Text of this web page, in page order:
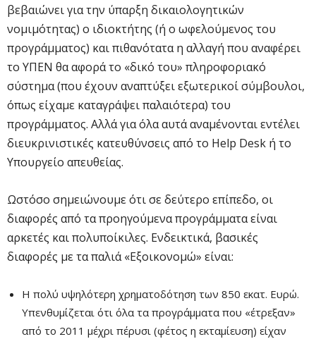
βεβαιώνει για την ύπαρξη δικαιολογητικών
νομιμότητας) ο ιδιοκτήτης (ή ο ωφελούμενος του
προγράμματος) και πιθανότατα η αλλαγή που αναφέρει
το ΥΠΕΝ θα αφορά το «δικό του» πληροφοριακό
σύστημα (που έχουν αναπτύξει εξωτερικοί σύμβουλοι,
όπως είχαμε καταγράψει παλαιότερα) του
προγράμματος. Αλλά για όλα αυτά αναμένονται εντέλει
διευκρινιστικές κατευθύνσεις από το Help Desk ή το
Υπουργείο απευθείας.
Ωστόσο σημειώνουμε ότι σε δεύτερο επίπεδο, οι
διαφορές από τα προηγούμενα προγράμματα είναι
αρκετές και πολυποίκιλες. Ενδεικτικά, βασικές
διαφορές με τα παλιά «Εξοικονομώ» είναι:
Η πολύ υψηλότερη χρηματοδότηση των 850 εκατ. Ευρώ.
Υπενθυμίζεται ότι όλα τα προγράμματα που «έτρεξαν»
από το 2011 μέχρι πέρυσι (φέτος η εκταμίευση) είχαν